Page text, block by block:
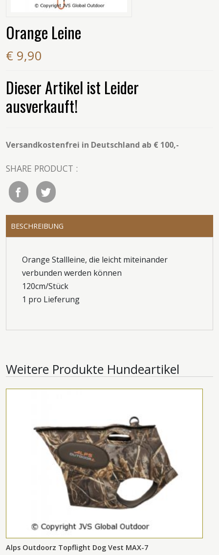
Orange Leine
€ 9,90
Dieser Artikel ist Leider
ausverkauft!
Versandkostenfrei in Deutschland ab € 100,-
SHARE PRODUCT :
BESCHREIBUNG
Orange Stallleine, die leicht miteinander
verbunden werden können
120cm/Stück
1 pro Lieferung
Weitere Produkte Hundeartikel
Alps Outdoorz Topflight Dog Vest MAX-7